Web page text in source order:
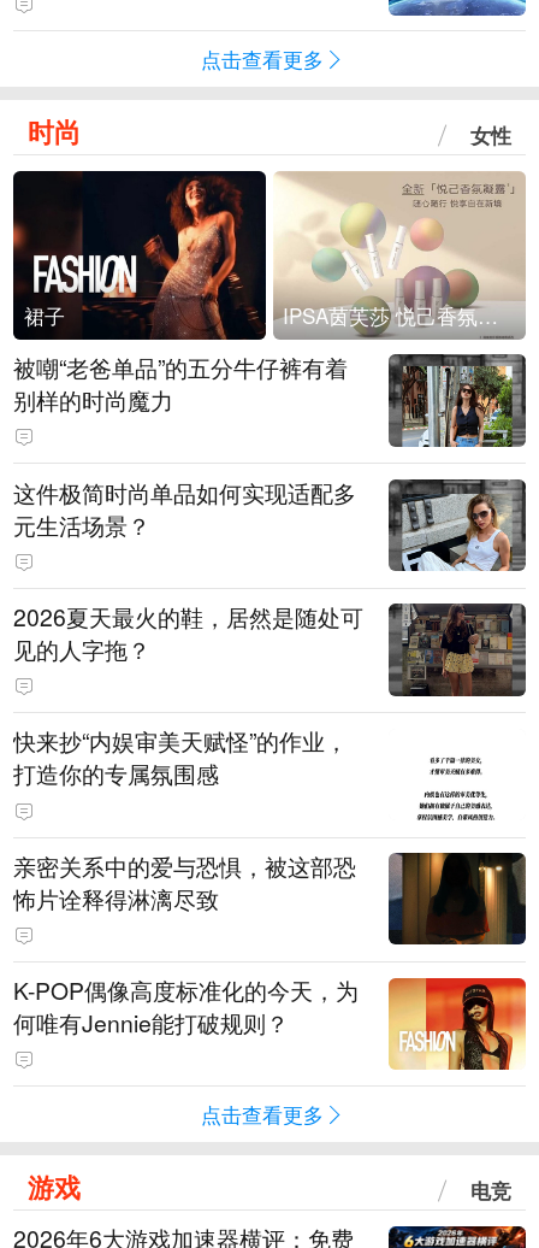
点击查看更多
时尚 女性
裙子 IPSA茵芙莎 悦己香氛凝露上市
被嘲“老爸单品”的五分牛仔裤有着
别样的时尚魔力
这件极简时尚单品如何实现适配多
元生活场景？
2026夏天最火的鞋，居然是随处可
见的人字拖？
快来抄“内娱审美天赋怪”的作业，
打造你的专属氛围感
亲密关系中的爱与恐惧，被这部恐
怖片诠释得淋漓尽致
K-POP偶像高度标准化的今天，为
何唯有Jennie能打破规则？
点击查看更多
游戏 电竞
2026年6大游戏加速器横评：免费